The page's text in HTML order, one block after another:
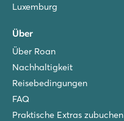
Luxemburg
Über
Über Roan
Nachhaltigkeit
Reisebedingungen
FAQ
Praktische Extras zubuchen